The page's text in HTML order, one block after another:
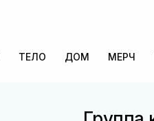
ТЕЛО ДОМ МЕРЧ